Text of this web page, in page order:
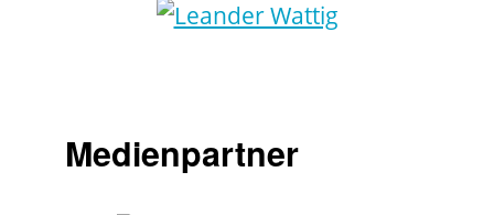
Medienpartner